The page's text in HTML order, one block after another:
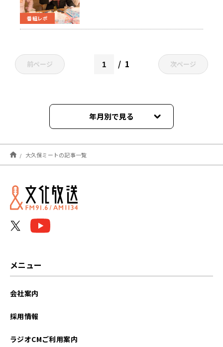
番組レポ
前ページ 1 次ページ
年月別で見る
2021年03月
大久保ミートの記事一覧
メニュー
会社案内
採用情報
ラジオCMご利用案内